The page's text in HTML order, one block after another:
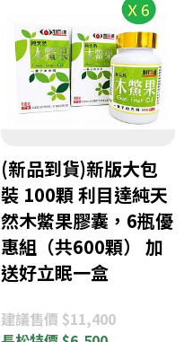
(新品到貨)新版大包
裝 100顆 利目達純天
然木鱉果膠囊，6瓶優
惠組（共600顆） 加
送好立眠一盒
建議售價 $11,400